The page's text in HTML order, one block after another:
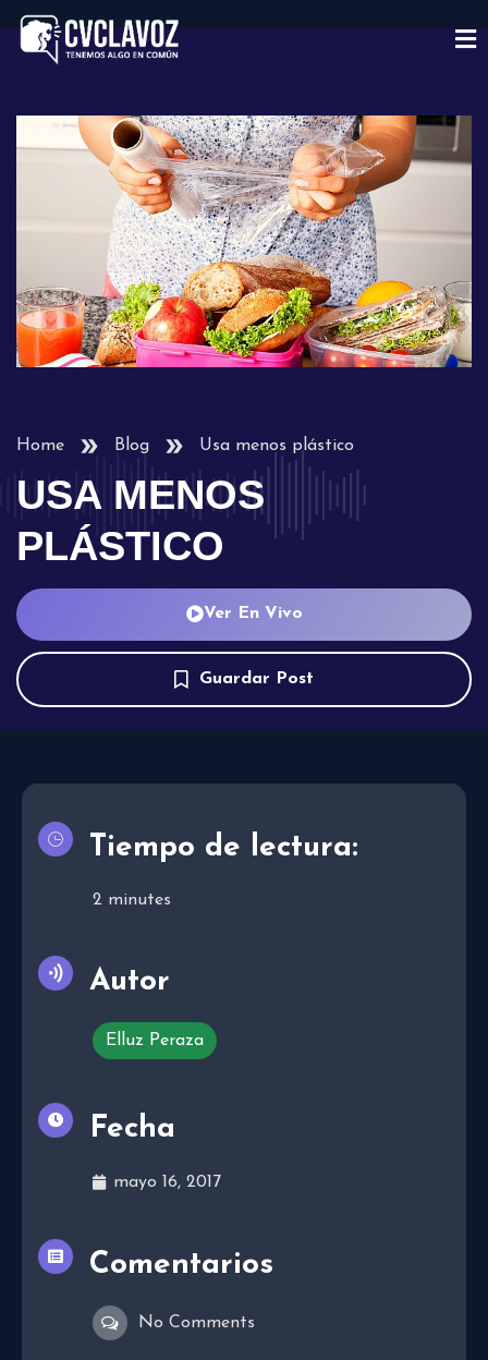
Home Blog Usa menos plástico
USA MENOS
PLÁSTICO
Ver En Vivo
Guardar Post
Tiempo de lectura:
2 minutes
Autor
Elluz Peraza
Fecha
mayo 16, 2017
Comentarios
No Comments